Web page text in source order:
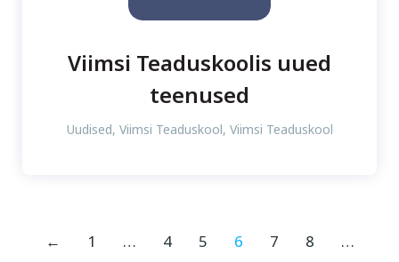
Viimsi Teaduskoolis uued
teenused
Uudised, Viimsi Teaduskool, Viimsi Teaduskool
← 1 … 4 5 6 7 8
…